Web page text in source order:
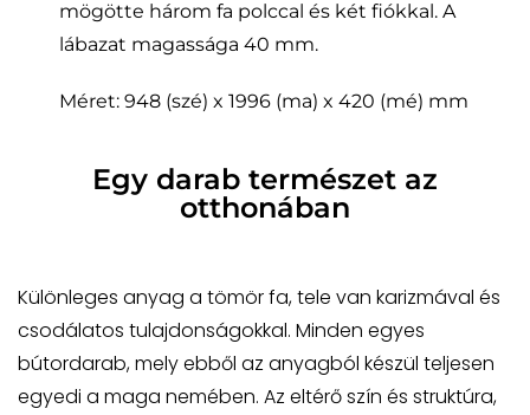
mögötte három fa polccal és két fiókkal. A
lábazat magassága 40 mm.
Méret: 948 (szé) x 1996 (ma) x 420 (mé) mm
Egy darab természet az
otthonában
Különleges anyag a tömör fa, tele van karizmával és
csodálatos tulajdonságokkal. Minden egyes
bútordarab, mely ebből az anyagból készül teljesen
egyedi a maga nemében. Az eltérő szín és struktúra,